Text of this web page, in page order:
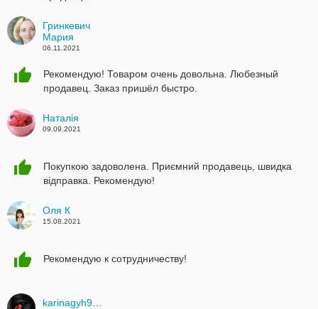
Гринкевич
Мария
06.11.2021
Рекомендую! Товаром очень довольна. Любезный
продавец. Заказ пришёл быстро.
Наталія
09.09.2021
Покупкою задоволена. Приємний продавець, швидка
відправка. Рекомендую!
Оля К
15.08.2021
Рекомендую к сотрудничеству!